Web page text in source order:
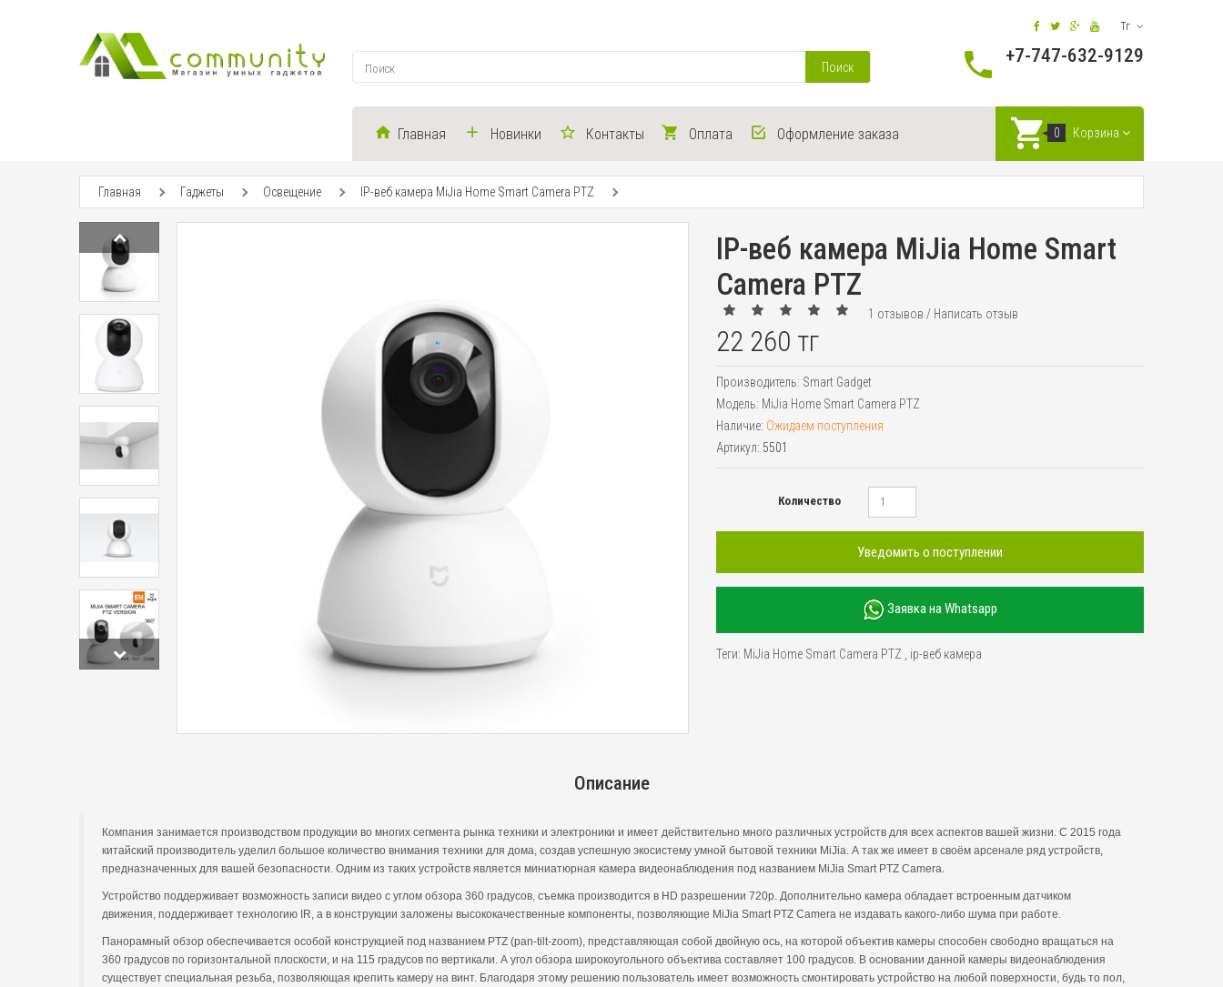
Тг
Поиск
+7-747-632-9129
Главная Новинки Контакты Оплата Оформление заказа 0 Корзина
Главная Гаджеты Освещение IP-веб камера MiJia Home Smart Camera PTZ
IP-веб камера MiJia Home Smart
Camera PTZ
1 отзывов / Написать отзыв
22 260 тг
Производитель: Smart Gadget
Модель: MiJia Home Smart Camera PTZ
Наличие: Ожидаем поступления
Артикул: 5501
Количество
Уведомить о поступлении
Заявка на Whatsapp
Теги: MiJia Home Smart Camera PTZ ip-веб камера
Описание
Компания занимается производством продукции во многих сегмента рынка техники и электроники и имеет действительно много различных устройств для всех аспектов вашей жизни. С 2015 года
китайский производитель уделил большое количество внимания техники для дома, создав успешную экосистему умной бытовой техники MiJia. А так же имеет в своём арсенале ряд устройств,
предназначенных для вашей безопасности. Одним из таких устройств является миниатюрная камера видеонаблюдения под названием MiJia Smart PTZ Camera.
Устройство поддерживает возможность записи видео с углом обзора 360 градусов, съемка производится в HD разрешении 720p. Дополнительно камера обладает встроенным датчиком
движения, поддерживает технологию IR, а в конструкции заложены высококачественные компоненты, позволяющие MiJia Smart PTZ Camera не издавать какого-либо шума при работе.
Панорамный обзор обеспечивается особой конструкцией под названием PTZ (pan-tilt-zoom), представляющая собой двойную ось, на которой объектив камеры способен свободно вращаться на
360 градусов по горизонтальной плоскости, и на 115 градусов по вертикали. А угол обзора широкоугольного объектива составляет 100 градусов. В основании данной камеры видеонаблюдения
существует специальная резьба, позволяющая крепить камеру на винт. Благодаря этому решению пользователь имеет возможность смонтировать устройство на любой поверхности, будь то пол,